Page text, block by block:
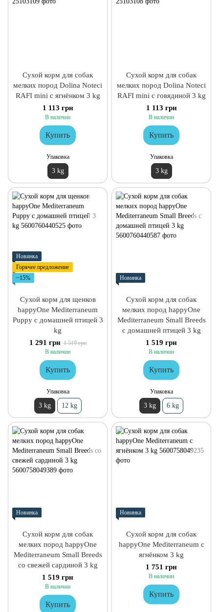
Сухой корм для собак
мелких пород Dolina Noteci
RAFI mini с ягнёнком 3 kg
1 113 грн
В наличии
Купить
Упаковка
3 kg
Сухой корм для собак
мелких пород Dolina Noteci
RAFI mini с говядиной 3 kg
1 113 грн
В наличии
Купить
Упаковка
3 kg
Новинка
Горячее предложение
−15%
Сухой корм для щенков
happyOne Mediterraneum
Puppy с домашней птицей 3
kg
1 291 грн 1 519 грн
В наличии
Купить
Упаковка
3 kg 12 kg
Новинка
Сухой корм для собак
мелких пород happyOne
Mediterraneum Small Breeds
с домашней птицей 3 kg
1 519 грн
В наличии
Купить
Упаковка
3 kg 6 kg
Новинка
Сухой корм для собак
мелких пород happyOne
Mediterraneum Small Breeds
со свежей сардиной 3 kg
1 519 грн
В наличии
Купить
Новинка
Сухой корм для собак
happyOne Mediterraneum с
ягнёнком 3 kg
1 751 грн
В наличии
Купить